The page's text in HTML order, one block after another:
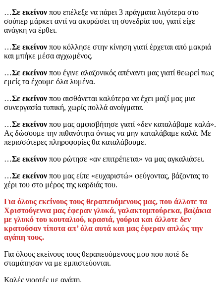
…Σε εκείνον που επέλεξε να πάρει 3 πράγματα λιγότερα στο
σούπερ μάρκετ αντί να ακυρώσει τη συνεδρία του, γιατί είχε
ανάγκη να έρθει.
…Σε εκείνον που κόλλησε στην κίνηση γιατί έρχεται από μακριά
και μπήκε μέσα αγχωμένος.
…Σε εκείνον που έγινε αλαζονικός απέναντι μας γιατί θεωρεί πως
εμείς τα έχουμε όλα λυμένα.
…Σε εκείνον που αισθάνεται καλύτερα να έχει μαζί μας μια
συνεργασία τυπική, χωρίς πολλά ανοίγματα.
…Σε εκείνον που μας αμφισβήτησε γιατί «δεν καταλάβαμε καλά».
Ας δώσουμε την πιθανότητα όντως να μην καταλάβαμε καλά. Με
περισσότερες πληροφορίες θα καταλάβουμε.
…Σε εκείνον που ρώτησε «αν επιτρέπεται» να μας αγκαλιάσει.
…Σε εκείνον που μας είπε «ευχαριστώ» φεύγοντας, βάζοντας το
χέρι του στο μέρος της καρδιάς του.
Για όλους εκείνους τους θεραπευόμενους μας, που άλλοτε τα
Χριστούγεννα μας έφεραν γλυκά, γαλακτομπούρεκα, βαζάκια
με γλυκό του κουταλιού, κρασιά, γούρια και άλλοτε δεν
κρατούσαν τίποτα απ’ όλα αυτά και μας έφεραν απλώς την
αγάπη τους.
Για όλους εκείνους τους θεραπευόμενους μου που ποτέ δε
σταμάτησαν να με εμπιστεύονται.
Καλές γιορτές με αγάπη.